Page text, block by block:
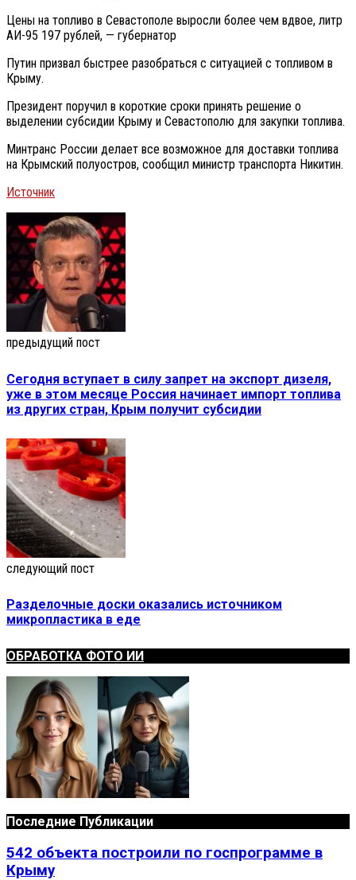
Цены на топливо в Севастополе выросли более чем вдвое, литр
АИ-95 197 рублей, — губернатор
Путин призвал быстрее разобраться с ситуацией с топливом в
Крыму.
Президент поручил в короткие сроки принять решение о
выделении субсидии Крыму и Севастополю для закупки топлива.
Минтранс России делает все возможное для доставки топлива
на Крымский полуостров, сообщил министр транспорта Никитин.
Источник
предыдущий пост
Сегодня вступает в силу запрет на экспорт дизеля,
уже в этом месяце Россия начинает импорт топлива
из других стран, Крым получит субсидии
следующий пост
Разделочные доски оказались источником
микропластика в еде
ОБРАБОТКА ФОТО ИИ
Последние Публикации
542 объекта построили по госпрограмме в
Крыму